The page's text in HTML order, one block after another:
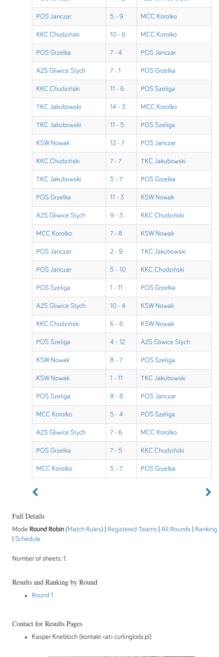
POS Janczar 5 - 9 MCC Korolko
KKC Chudziński 10 - 6 MCC Korolko
POS Grzelka 7 - 4 POS Janczar
AZS Gliwice Stych 7 - 1 POS Grzelka
KKC Chudziński 11 - 6 POS Szeliga
TKC Jakubowski 14 - 3 MCC Korolko
TKC Jakubowski 11 - 5 POS Szeliga
KSW Nowak 12 - 7 POS Janczar
KKC Chudziński 7 - 7 TKC Jakubowski
TKC Jakubowski 5 - 7 POS Grzelka
POS Grzelka 11 - 3 KSW Nowak
AZS Gliwice Stych 9 - 3 KKC Chudziński
MCC Korolko 7 - 8 KSW Nowak
POS Janczar 2 - 9 TKC Jakubowski
POS Janczar 5 - 10 KKC Chudziński
POS Szeliga 1 - 11 POS Grzelka
AZS Gliwice Stych 10 - 4 KSW Nowak
KKC Chudziński 6 - 6 KSW Nowak
POS Szeliga 4 - 12 AZS Gliwice Stych
KSW Nowak 8 - 7 POS Szeliga
KSW Nowak 1 - 11 TKC Jakubowski
POS Szeliga 8 - 8 POS Janczar
MCC Korolko 5 - 4 POS Szeliga
AZS Gliwice Stych 7 - 6 MCC Korolko
POS Grzelka 7 - 5 KKC Chudziński
MCC Korolko 5 - 7 POS Grzelka
Full Details
Mode Round Robin (Match Rules) | Registered Teams All Rounds
Ranking
Schedule
Number of sheets: 1.
Results and Ranking by Round
Round 1
Contact for Results Pages
Kasper Knebloch (kontakt <at> curlinglodz.pl)